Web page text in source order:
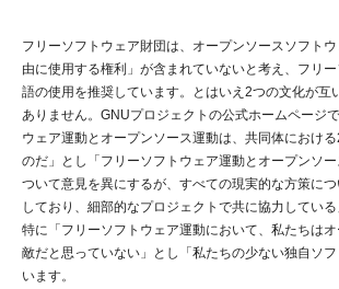
フリーソフトウェア財団は、オープンソースソフト
由に使用する権利」が含まれていないと考え、フリ
語の使用を推奨しています。とはいえ2つの文化が互
ありません。GNUプロジェクトの公式ホームページ
ウェア運動とオープンソース運動は、共同体におけ
のだ」とし「フリーソフトウェア運動とオープンソ
ついて意見を異にするが、すべての現実的な方策に
しており、細部的なプロジェクトで共に協力している
特に「フリーソフトウェア運動において、私たちは
敵だと思っていない」とし「私たちの少ない独自ソ
います。